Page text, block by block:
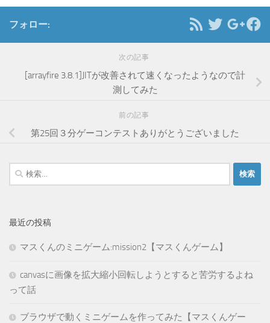
フォロー:
次の記事
[arrayfire 3.8.1]JITが改善されて速くなったようなので計
測してみた
前の記事
第25回３分ゲーコンテストありがとうございました
検
索:
最近の投稿
マスくんのミニゲーム:mission2【マスくんゲーム】
canvasに画像を拡大縮小回転しようとすると苦労するよね
って話
ブラウザで動くミニゲームを作ってみた【マスくんゲー